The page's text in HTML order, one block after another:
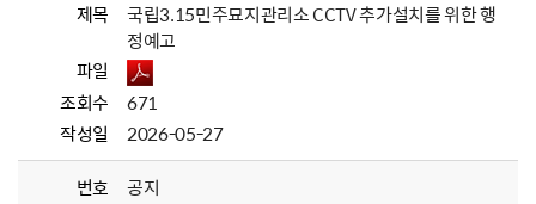
제목
국립3.15민주묘지관리소 CCTV 추가설치를 위한 행
정예고
파일
조회수
671
작성일
2026-05-27
번호
공지